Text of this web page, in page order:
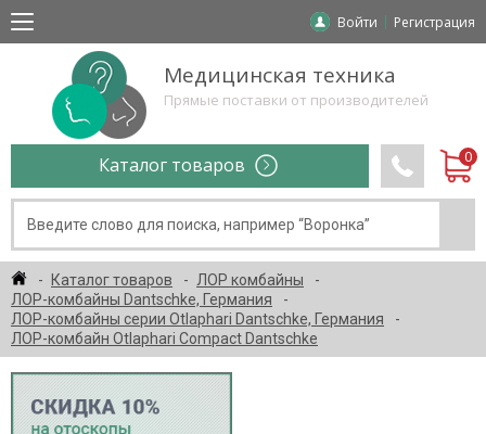
Войти Регистрация
Медицинская техника
Прямые поставки от производителей
Каталог товаров
Каталог товаров
ЛОР комбайны
ЛОР-комбайны Dantschke, Германия
ЛОР-комбайны серии Otlaphari Dantschke, Германия
ЛОР-комбайн Otlaphari Compact Dantschke